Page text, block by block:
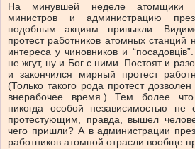
На минувшей неделе атомщики
министров и администрацию
подобным акциям привыкли.
протест работников атомных
интереса у чиновников и
не жгут, ну и Бог с ними. Постоят и
и закончился мирный протест
(Только такого рода протест
внерабочее время.) Тем более
никогда особой независимостью
протестующим, правда, вышел
чего пришли? А в администрации
работников атомной отрасли вообще